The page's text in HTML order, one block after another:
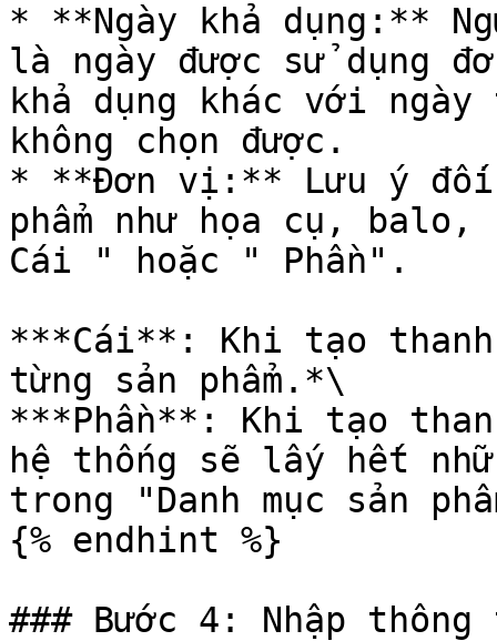
* **Ngày khả dụng:**
là ngày được sử dụng
khả dụng khác với
không chọn được.
* **Đơn vị:** Lưu ý
phẩm như họa cụ,
Cái " hoặc " Phần".
***Cái**: Khi tạo
từng sản phẩm.*\
***Phần**: Khi tạo
hệ thống sẽ lấy hết
trong "Danh mục sản
{% endhint %}
### Bước 4: Nhập